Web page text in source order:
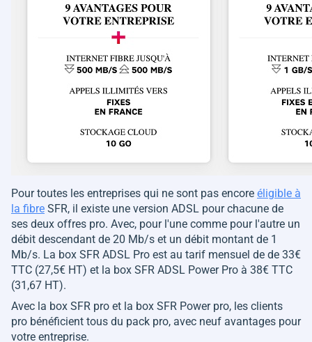
Pour toutes les entreprises qui ne sont pas encore éligible à
la fibre SFR, il existe une version ADSL pour chacune de
ses deux offres pro. Avec, pour l'une comme pour l'autre un
débit descendant de 20 Mb/s et un débit montant de 1
Mb/s. La box SFR ADSL Pro est au tarif mensuel de de 33€
TTC (27,5€ HT) et la box SFR ADSL Power Pro à 38€ TTC
(31,67 HT).
Avec la box SFR pro et la box SFR Power pro, les clients
pro bénéficient tous du pack pro, avec neuf avantages pour
votre entreprise.